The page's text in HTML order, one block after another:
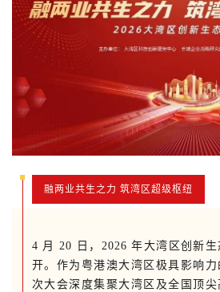
融两业共生之力 筑湾区超级枢纽
4 月 20 日，2026 年大湾区创新
开。作为粤港澳大湾区极具影响
次大会深度集聚大湾区及全国顶